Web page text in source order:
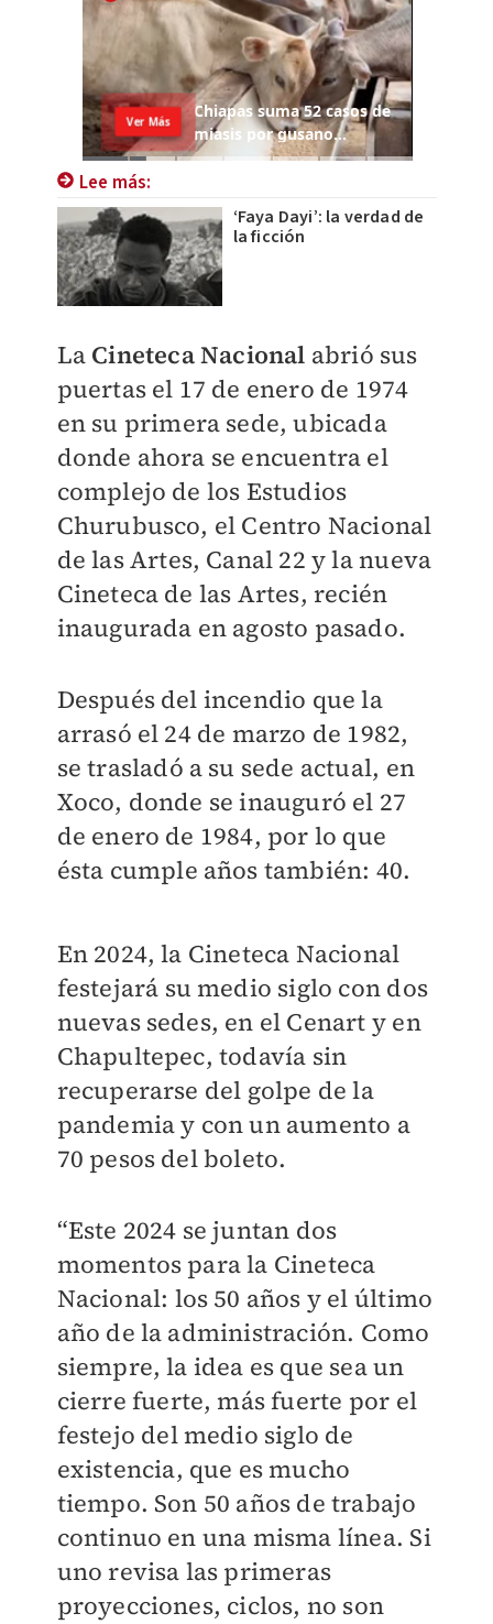
Lee más:
‘Faya Dayi’: la verdad de
la ficción
La Cineteca Nacional abrió sus
puertas el 17 de enero de 1974
en su primera sede, ubicada
donde ahora se encuentra el
complejo de los Estudios
Churubusco, el Centro Nacional
de las Artes, Canal 22 y la nueva
Cineteca de las Artes, recién
inaugurada en agosto pasado.
Después del incendio que la
arrasó el 24 de marzo de 1982,
se trasladó a su sede actual, en
Xoco, donde se inauguró el 27
de enero de 1984, por lo que
ésta cumple años también: 40.
En 2024, la Cineteca Nacional
festejará su medio siglo con dos
nuevas sedes, en el Cenart y en
Chapultepec, todavía sin
recuperarse del golpe de la
pandemia y con un aumento a
70 pesos del boleto.
“Este 2024 se juntan dos
momentos para la Cineteca
Nacional: los 50 años y el último
año de la administración. Como
siempre, la idea es que sea un
cierre fuerte, más fuerte por el
festejo del medio siglo de
existencia, que es mucho
tiempo. Son 50 años de trabajo
continuo en una misma línea. Si
uno revisa las primeras
proyecciones, ciclos, no son